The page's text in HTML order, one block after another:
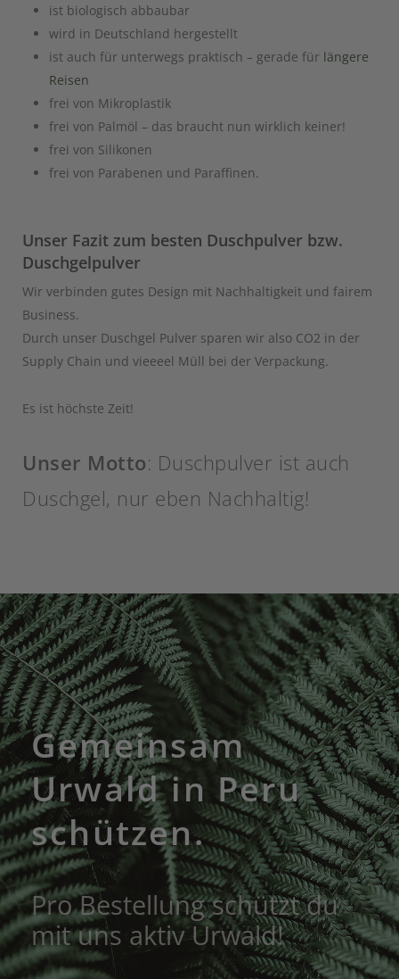
ist biologisch abbaubar
wird in Deutschland hergestellt
ist auch für unterwegs praktisch – gerade für längere
Reisen
frei von Mikroplastik
frei von Palmöl – das braucht nun wirklich keiner!
frei von Silikonen
frei von Parabenen und Paraffinen.
Unser Fazit zum besten Duschpulver bzw.
Duschgelpulver
Wir verbinden gutes Design mit Nachhaltigkeit und fairem
Business.
Durch unser Duschgel Pulver sparen wir also CO2 in der
Supply Chain und vieeeel Müll bei der Verpackung.
Es ist höchste Zeit!
Unser Motto: Duschpulver ist auch
Duschgel, nur eben Nachhaltig!
Gemeinsam
Urwald in Peru
schützen.
Pro Bestellung schützt du
mit uns aktiv Urwald!